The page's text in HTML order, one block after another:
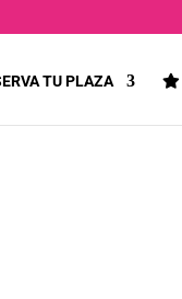
TU PLAZA